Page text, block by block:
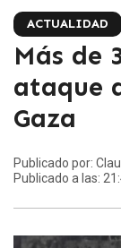
ACTUALIDAD
Más de
ataque
Gaza
Publicado por:
Publicado a las: